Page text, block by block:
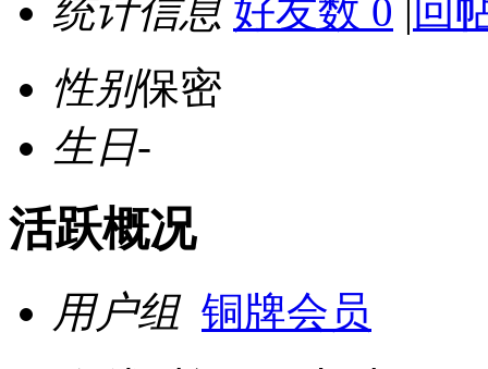
统计信息 好友数 0 | 回
性别保密
生日-
活跃概况
用户组 铜牌会员